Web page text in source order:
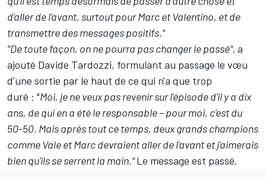
d'aller de l'avant, surtout pour Marc et Valentino, et de
transmettre des messages positifs."
"De toute façon, on ne pourra pas changer le passé", a
ajouté Davide Tardozzi, formulant au passage le vœu
d'une sortie par le haut de ce qui n'a que trop
duré : "Moi, je ne veux pas revenir sur l'épisode d'il y a dix
ans, de qui en a été le responsable – pour moi, c'est du
50-50. Mais après tout ce temps, deux grands champions
comme Vale et Marc devraient aller de l'avant et j'aimerais
bien qu'ils se serrent la main."Le message est passé.